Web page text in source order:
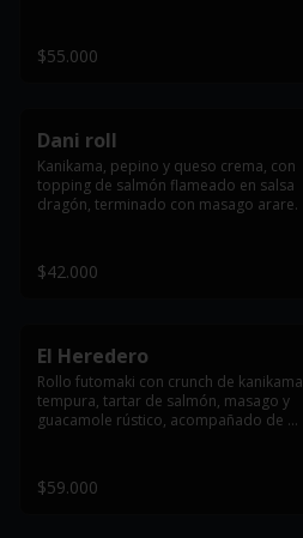
$55.000
Dani roll
Kanikama, pepino y queso crema, con
topping de salmón flameado en salsa
dragón, terminado con masago arare.
$42.000
El Heredero
Rollo futomaki con crunch de kanikama
tempura, tartar de salmón, masago y
guacamole rústico, acompañado de
$59.000